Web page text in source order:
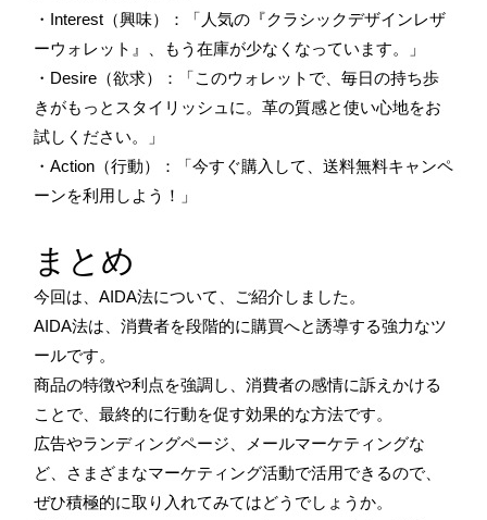
・Interest（興味）：「人気の『クラシックデザインレザ
ーウォレット』、もう在庫が少なくなっています。」
・Desire（欲求）：「このウォレットで、毎日の持ち歩
きがもっとスタイリッシュに。革の質感と使い心地をお
試しください。」
・Action（行動）：「今すぐ購入して、送料無料キャンペ
ーンを利用しよう！」
まとめ
今回は、AIDA法について、ご紹介しました。
AIDA法は、消費者を段階的に購買へと誘導する強力なツ
ールです。
商品の特徴や利点を強調し、消費者の感情に訴えかける
ことで、最終的に行動を促す効果的な方法です。
広告やランディングページ、メールマーケティングな
ど、さまざまなマーケティング活動で活用できるので、
ぜひ積極的に取り入れてみてはどうでしょうか。